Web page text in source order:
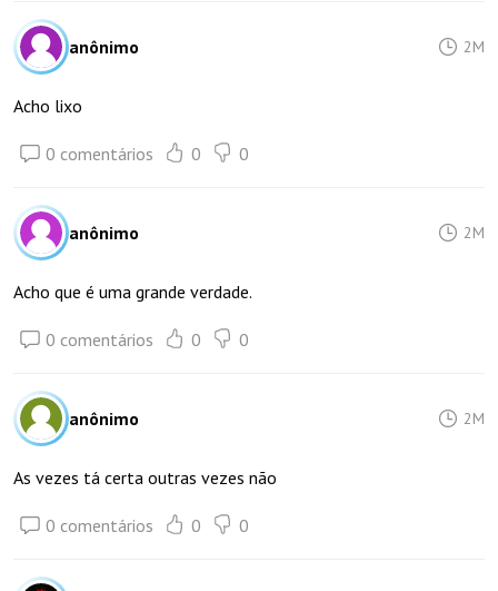
anônimo 2M
Acho lixo
0 comentários 0 0
anônimo 2M
Acho que é uma grande verdade.
0 comentários 0 0
anônimo 2M
As vezes tá certa outras vezes não
0 comentários 0 0